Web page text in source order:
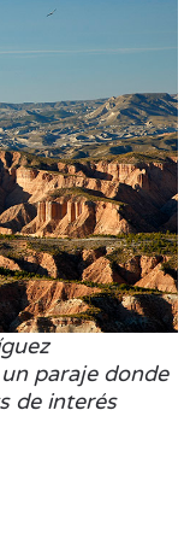
paraje donde
de interés